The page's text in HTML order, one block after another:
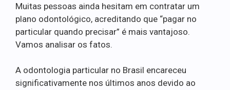
Muitas pessoas ainda hesitam em contratar um
plano odontológico, acreditando que “pagar no
particular quando precisar” é mais vantajoso.
Vamos analisar os fatos.
A odontologia particular no Brasil encareceu
significativamente nos últimos anos devido ao